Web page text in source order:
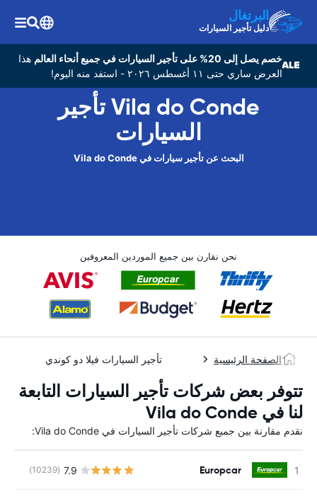
البرتغال
دليل تأجير السيارات
خصم يصل إلى 20% على تأجير السيارات في جميع أنحاء العالم
هذا
العرض ساري حتى ١١ أغسطس ٢٠٢٦ - استفد منه اليوم!
Vila do Conde تأجير
السيارات
البحث عن تأجير سيارات في Vila do Conde
نحن نقارن بين جميع الموردين المعروفين
الصفحة الرئيسية تأجير السيارات فيلا دو كوندي
تتوفر بعض شركات تأجير السيارات التابعة
لنا في Vila do Conde
نقدم مقارنة بين جميع شركات تأجير السيارات في Vila do Conde:
Europcar
7.9
(10239)